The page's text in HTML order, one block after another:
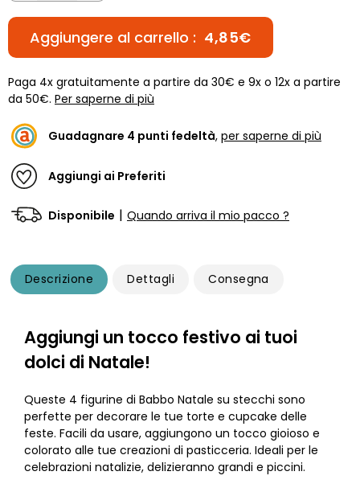
Aggiungere al carrello : 4,85€
Paga 4x gratuitamente a partire da 30€ e 9x o 12x a partire
da 50€. Per saperne di più
Guadagnare 4 punti fedeltà, per saperne di più
Aggiungi ai Preferiti
Disponibile | Quando arriva il mio pacco ?
Descrizione Dettagli Consegna
Aggiungi un tocco festivo ai tuoi
dolci di Natale!
Queste 4 figurine di Babbo Natale su stecchi sono
perfette per decorare le tue torte e cupcake delle
feste. Facili da usare, aggiungono un tocco gioioso e
colorato alle tue creazioni di pasticceria. Ideali per le
celebrazioni natalizie, delizieranno grandi e piccini.